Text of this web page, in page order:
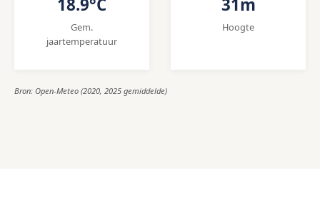
Gem.
jaartemperatuur
Hoogte
Bron: Open-Meteo (2020, 2025 gemiddelde)